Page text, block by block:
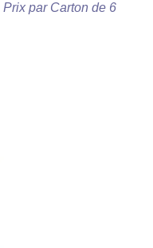
Prix par Carton de 6